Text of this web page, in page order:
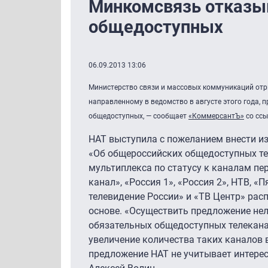
Минкомсвязь
общедоступных
06.09.2013 13:06
Министерство связи и массовых коммуникаций
направленному в ведомство в августе этого года,
общедоступных, — сообщает «КоммерсантЪ» со
НАТ выступила с пожеланием внести
«Об общероссийских общедоступных
мультиплекса по статусу к каналам
канал», «Россия 1», «Россия 2», НТВ,
телевидение России» и «ТВ Центр»
основе. «Осуществить предложение
обязательных общедоступных
увеличение количества таких
предложение НАТ не учитывает